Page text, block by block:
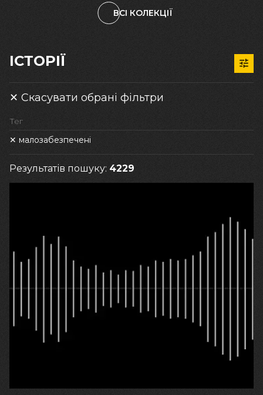
ВСІ КОЛЕКЦІЇ
ІСТОРІЇ
Скасувати обрані фільтри
Тег
малозабезпечені
Результатів пошуку: 4229
25.04.2026
Ганна Володимирівна Беззапонна